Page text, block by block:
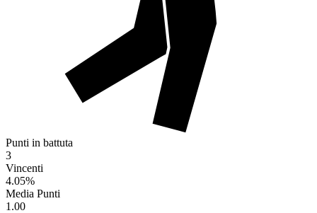
Punti in battuta
3
Vincenti
4.05%
Media Punti
1.00